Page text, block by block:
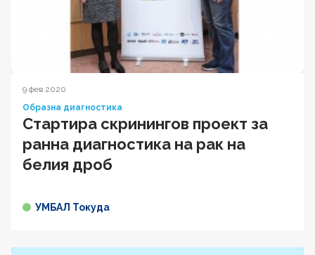
9 фев 2020
Образна диагностика
Стартира скринингов проект за
ранна диагностика на рак на
белия дроб
УМБАЛ Токуда